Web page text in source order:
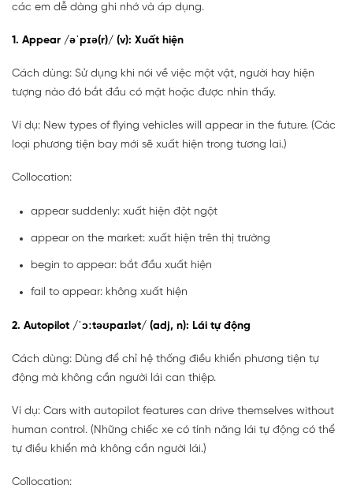
các em dễ dàng ghi nhớ và áp dụng.
1. Appear /əˈpɪə(r)/ (v): Xuất hiện
Cách dùng: Sử dụng khi nói về việc một vật, người hay hiện
tượng nào đó bắt đầu có mặt hoặc được nhìn thấy.
Ví dụ: New types of flying vehicles will appear in the future. (Các
loại phương tiện bay mới sẽ xuất hiện trong tương lai.)
Collocation:
appear suddenly: xuất hiện đột ngột
appear on the market: xuất hiện trên thị trường
begin to appear: bắt đầu xuất hiện
fail to appear: không xuất hiện
2. Autopilot /ˈɔːtəʊpaɪlət/ (adj, n): Lái tự động
Cách dùng: Dùng để chỉ hệ thống điều khiển phương tiện tự
động mà không cần người lái can thiệp.
Ví dụ: Cars with autopilot features can drive themselves without
human control. (Những chiếc xe có tính năng lái tự động có thể
tự điều khiển mà không cần người lái.)
Collocation: